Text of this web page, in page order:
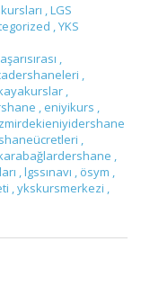
,LGS
,YKS
,
,
,
, eniyikurs ,
,
,
,lgssınavı , ösym ,
,ykskursmerkezi ,